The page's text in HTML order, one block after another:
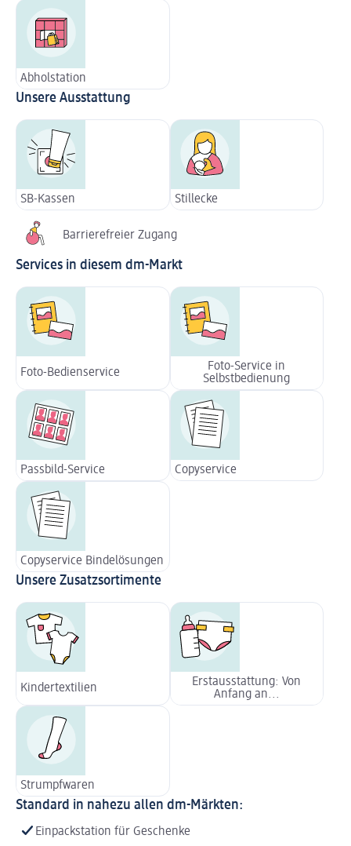
Abholstation
Unsere Ausstattung
SB-Kassen Stillecke
Barrierefreier Zugang
Services in diesem dm-Markt
Foto-Bedienservice
Foto-Service in
Selbstbedienung
Passbild-Service Copyservice
Copyservice Bindelösungen
Unsere Zusatzsortimente
Kindertextilien
Erstausstattung: Von
Anfang an...
Strumpfwaren
Standard in nahezu allen dm-Märkten:
Einpackstation für Geschenke